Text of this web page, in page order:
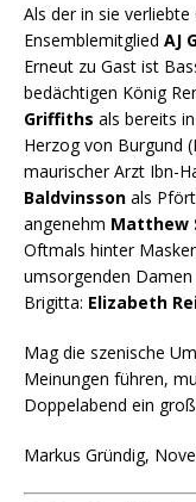
Als der in sie
Ensemblemitglied AJ
Erneut zu Gast ist
bedächtigen König
Griffiths als bereits
Herzog von Burgund
maurischer Arzt Ibn-
Baldvinsson als
angenehm Matthew
Oftmals hinter
umsorgenden
Brigitta: Elizabeth
Mag die szenische
Meinungen führen,
Doppelabend ein
Markus Gründig,